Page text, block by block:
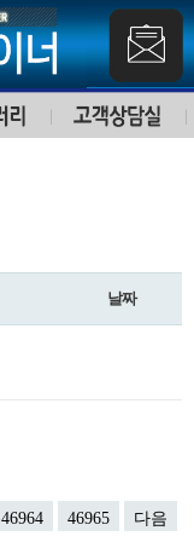
날짜
46964 46965
다음